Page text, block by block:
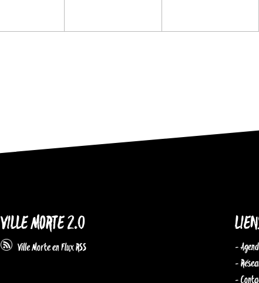
VILLE MORTE 2.0
Ville Morte en Flux RSS
-
-
-